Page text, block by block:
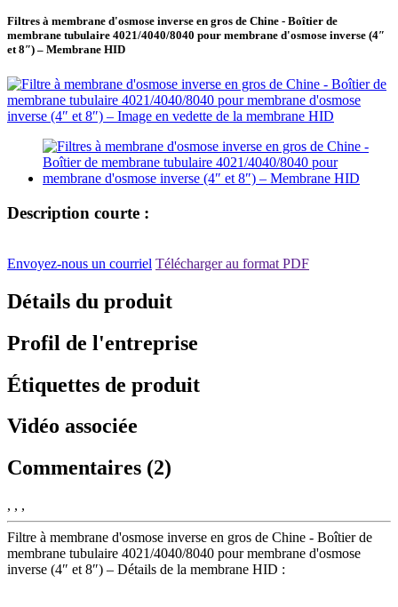
Filtres à membrane d'osmose inverse en gros de Chine - Boîtier de
membrane tubulaire 4021/4040/8040 pour membrane d'osmose inverse (4″
et 8″) – Membrane HID
Description courte :
Envoyez-nous un courriel Télécharger au format PDF
Détails du produit
Profil de l'entreprise
Étiquettes de produit
Vidéo associée
Commentaires (2)
, , ,
Filtre à membrane d'osmose inverse en gros de Chine - Boîtier de
membrane tubulaire 4021/4040/8040 pour membrane d'osmose
inverse (4″ et 8″) – Détails de la membrane HID :